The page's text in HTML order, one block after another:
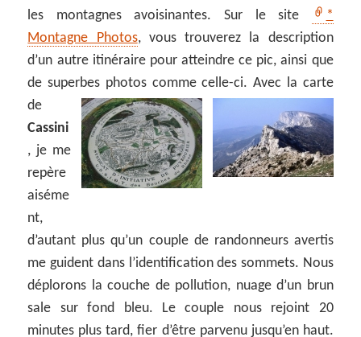
les montagnes avoisinantes. Sur le site
*
Montagne Photos, vous trouverez la description
d’un autre itinéraire pour atteindre ce pic, ainsi que
de superbes photos comme celle-ci.Avec la carte
de
Cassini
, je me
repère
aiséme
nt,
d’autant plus qu’un couple de randonneurs avertis
me guident dans l’identification des sommets. Nous
déplorons la couche de pollution, nuage d’un brun
sale sur fond bleu. Le couple nous rejoint 20
minutes plus tard, fier d’être parvenu jusqu’en haut.